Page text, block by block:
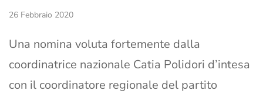
26 Febbraio 2020
Una nomina voluta fortemente dalla
coordinatrice nazionale Catia Polidori d’intesa
con il coordinatore regionale del partito